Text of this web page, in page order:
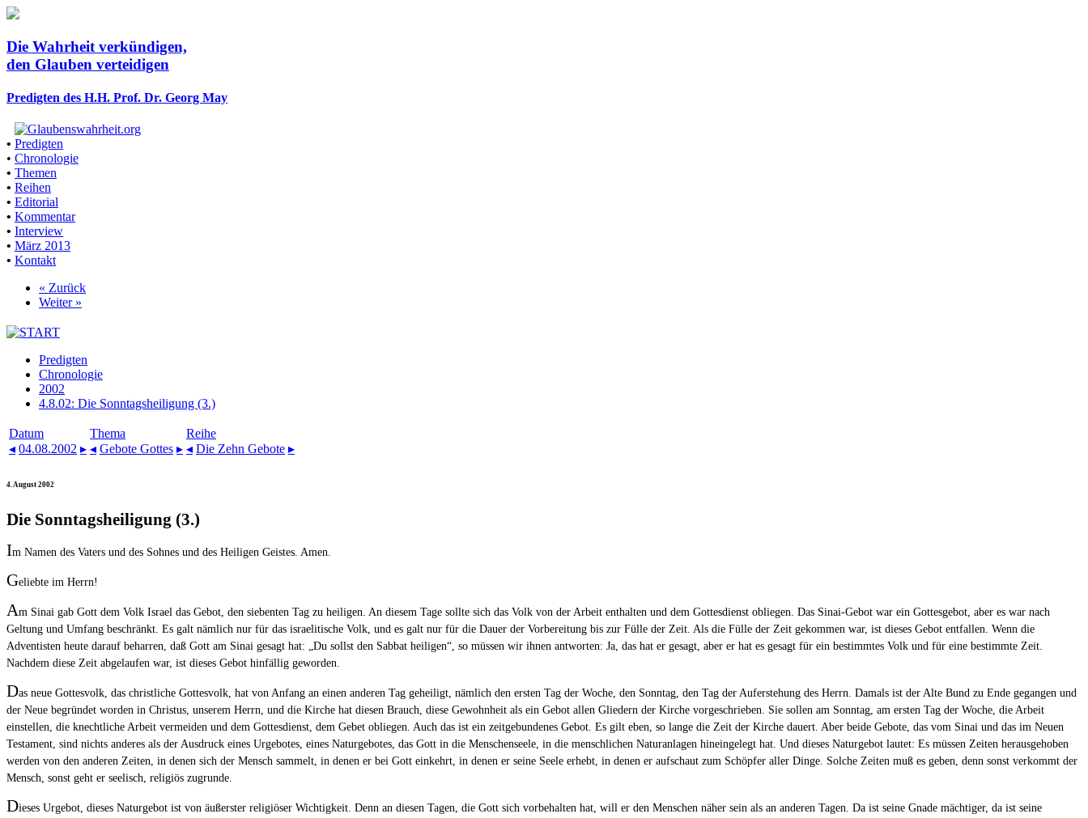
Die Wahrheit verkündigen,
den Glauben verteidigen
Predigten des H.H. Prof. Dr. Georg May
• Predigten
• Chronologie
• Themen
• Reihen
• Editorial
• Kommentar
• Interview
• März 2013
• Kontakt
« Zurück
Weiter »
Predigten
Chronologie
2002
4.8.02: Die Sonntagsheiligung (3.)
Datum
◂ 04.08.2002 ▸
Thema
◂ Gebote Gottes ▸
Reihe
◂ Die Zehn Gebote ▸
4. August 2002
Die Sonntagsheiligung (3.)
Im Namen des Vaters und des Sohnes und des Heiligen Geistes. Amen.
Geliebte im Herrn!
Am Sinai gab Gott dem Volk Israel das Gebot, den siebenten Tag zu heiligen. An diesem Tage sollte sich das Volk von der Arbeit enthalten und dem Gottesdienst obliegen. Das Sinai-Gebot war ein Gottesgebot, aber es war nach
Geltung und Umfang beschränkt. Es galt nämlich nur für das israelitische Volk, und es galt nur für die Dauer der Vorbereitung bis zur Fülle der Zeit. Als die Fülle der Zeit gekommen war, ist dieses Gebot entfallen. Wenn die
Adventisten heute darauf beharren, daß Gott am Sinai gesagt hat: „Du sollst den Sabbat heiligen“, so müssen wir ihnen antworten: Ja, das hat er gesagt, aber er hat es gesagt für ein bestimmtes Volk und für eine bestimmte Zeit.
Nachdem diese Zeit abgelaufen war, ist dieses Gebot hinfällig geworden.
Das neue Gottesvolk, das christliche Gottesvolk, hat von Anfang an einen anderen Tag geheiligt, nämlich den ersten Tag der Woche, den Sonntag, den Tag der Auferstehung des Herrn. Damals ist der Alte Bund zu Ende gegangen und
der Neue begründet worden in Christus, unserem Herrn, und die Kirche hat diesen Brauch, diese Gewohnheit als ein Gebot allen Gliedern der Kirche vorgeschrieben. Sie sollen am Sonntag, am ersten Tag der Woche, die Arbeit
einstellen, die knechtliche Arbeit vermeiden und dem Gottesdienst, dem Gebet obliegen. Auch das ist ein zeitgebundenes Gebot. Es gilt eben, so lange die Zeit der Kirche dauert. Aber beide Gebote, das vom Sinai und das im Neuen
Testament, sind nichts anderes als der Ausdruck eines Urgebotes, eines Naturgebotes, das Gott in die Menschenseele, in die menschlichen Naturanlagen hineingelegt hat. Und dieses Naturgebot lautet: Es müssen Zeiten herausgehoben
werden von den anderen Zeiten, in denen sich der Mensch sammelt, in denen er bei Gott einkehrt, in denen er seine Seele erhebt, in denen er aufschaut zum Schöpfer aller Dinge. Solche Zeiten muß es geben, denn sonst verkommt der
Mensch, sonst geht er seelisch, religiös zugrunde.
Dieses Urgebot, dieses Naturgebot ist von äußerster religiöser Wichtigkeit. Denn an diesen Tagen, die Gott sich vorbehalten hat, will er den Menschen näher sein als an anderen Tagen. Da ist seine Gnade mächtiger, da ist seine